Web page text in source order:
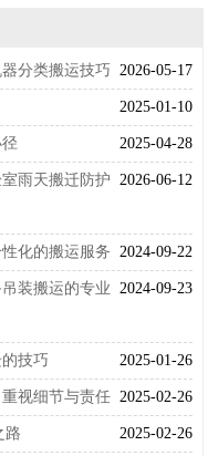
2026-05-17
分类搬运技巧
2025-01-10
2025-04-28
2026-06-12
雨天搬迁防护
2024-09-22
化的搬运服务
2024-09-23
装搬运的专业
2025-01-26
技巧
2025-02-26
视细节与责任
2025-02-26
路